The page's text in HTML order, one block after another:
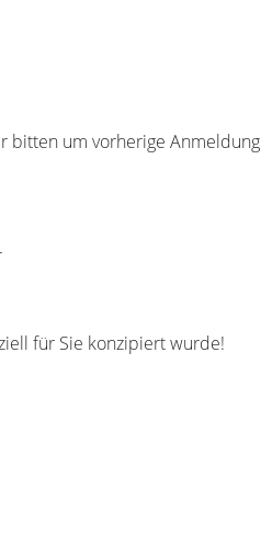
bitten um vorherige Anmeldung
für Sie konzipiert wurde!